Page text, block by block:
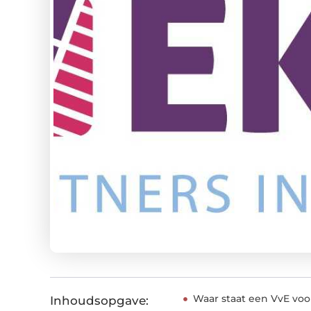
Inhoudsopgave: Waar staat een VvE